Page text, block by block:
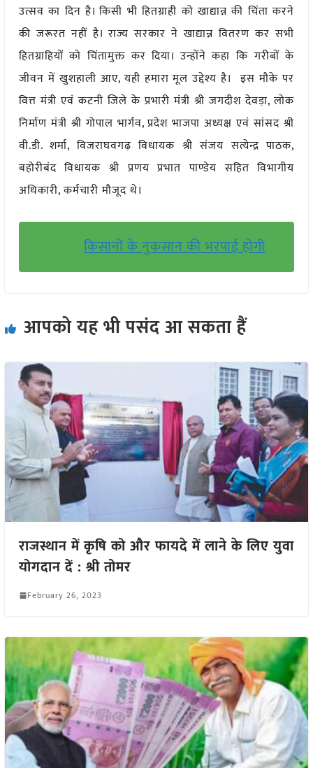
उत्सव का दिन है। किसी भी हितग्राही को खाद्यान्न की चिंता करने
की जरूरत नहीं है। राज्य सरकार ने खाद्यान्न वितरण कर सभी
हितग्राहियों को चिंतामुक्त कर दिया। उन्होंने कहा कि गरीबों के
जीवन में खुशहाली आए, यही हमारा मूल उद्देश्य है। इस मौके पर
वित्त मंत्री एवं कटनी जिले के प्रभारी मंत्री श्री जगदीश देवड़ा, लोक
निर्माण मंत्री श्री गोपाल भार्गव, प्रदेश भाजपा अध्यक्ष एवं सांसद श्री
वी.डी. शर्मा, विजराघवगढ़ विधायक श्री संजय सत्येन्द्र पाठक,
बहोरीबंद विधायक श्री प्रणय प्रभात पाण्डेय सहित विभागीय
अधिकारी, कर्मचारी मौजूद थे।
किसानों के नुकसान की भरपाई होगी
आपको यह भी पसंद आ सकता हैं
राजस्थान में कृषि को और फायदे में लाने के लिए युवा
योगदान दें : श्री तोमर
February 26, 2023